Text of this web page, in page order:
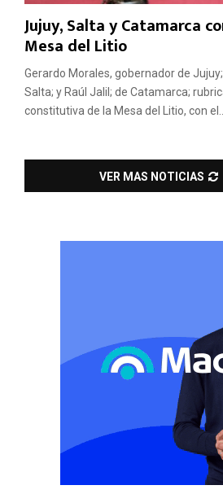
Jujuy, Salta y Catamarca
Mesa del Litio
Gerardo Morales, gobernador de
Salta; y Raúl Jalil; de Catamarca;
constitutiva de la Mesa del Litio, con el...
VER MAS NOTICIAS